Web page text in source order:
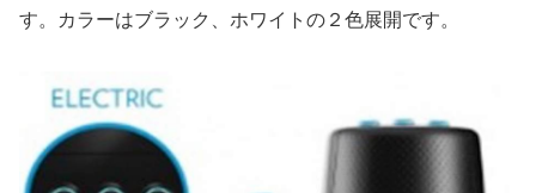
す。カラーはブラック、ホワイトの２色展開です。